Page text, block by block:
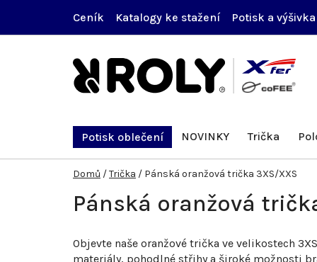
obsah
Ceník Katalogy ke stažení Potisk a výšivka
Potisk oblečení NOVINKY Trička
Domů /Trička / Pánská oranžová trička 3XS/XXS
Pánská oranžová
Objevte naše oranžové trička ve velikostech
materiály, pohodlné střihy a široké možnosti